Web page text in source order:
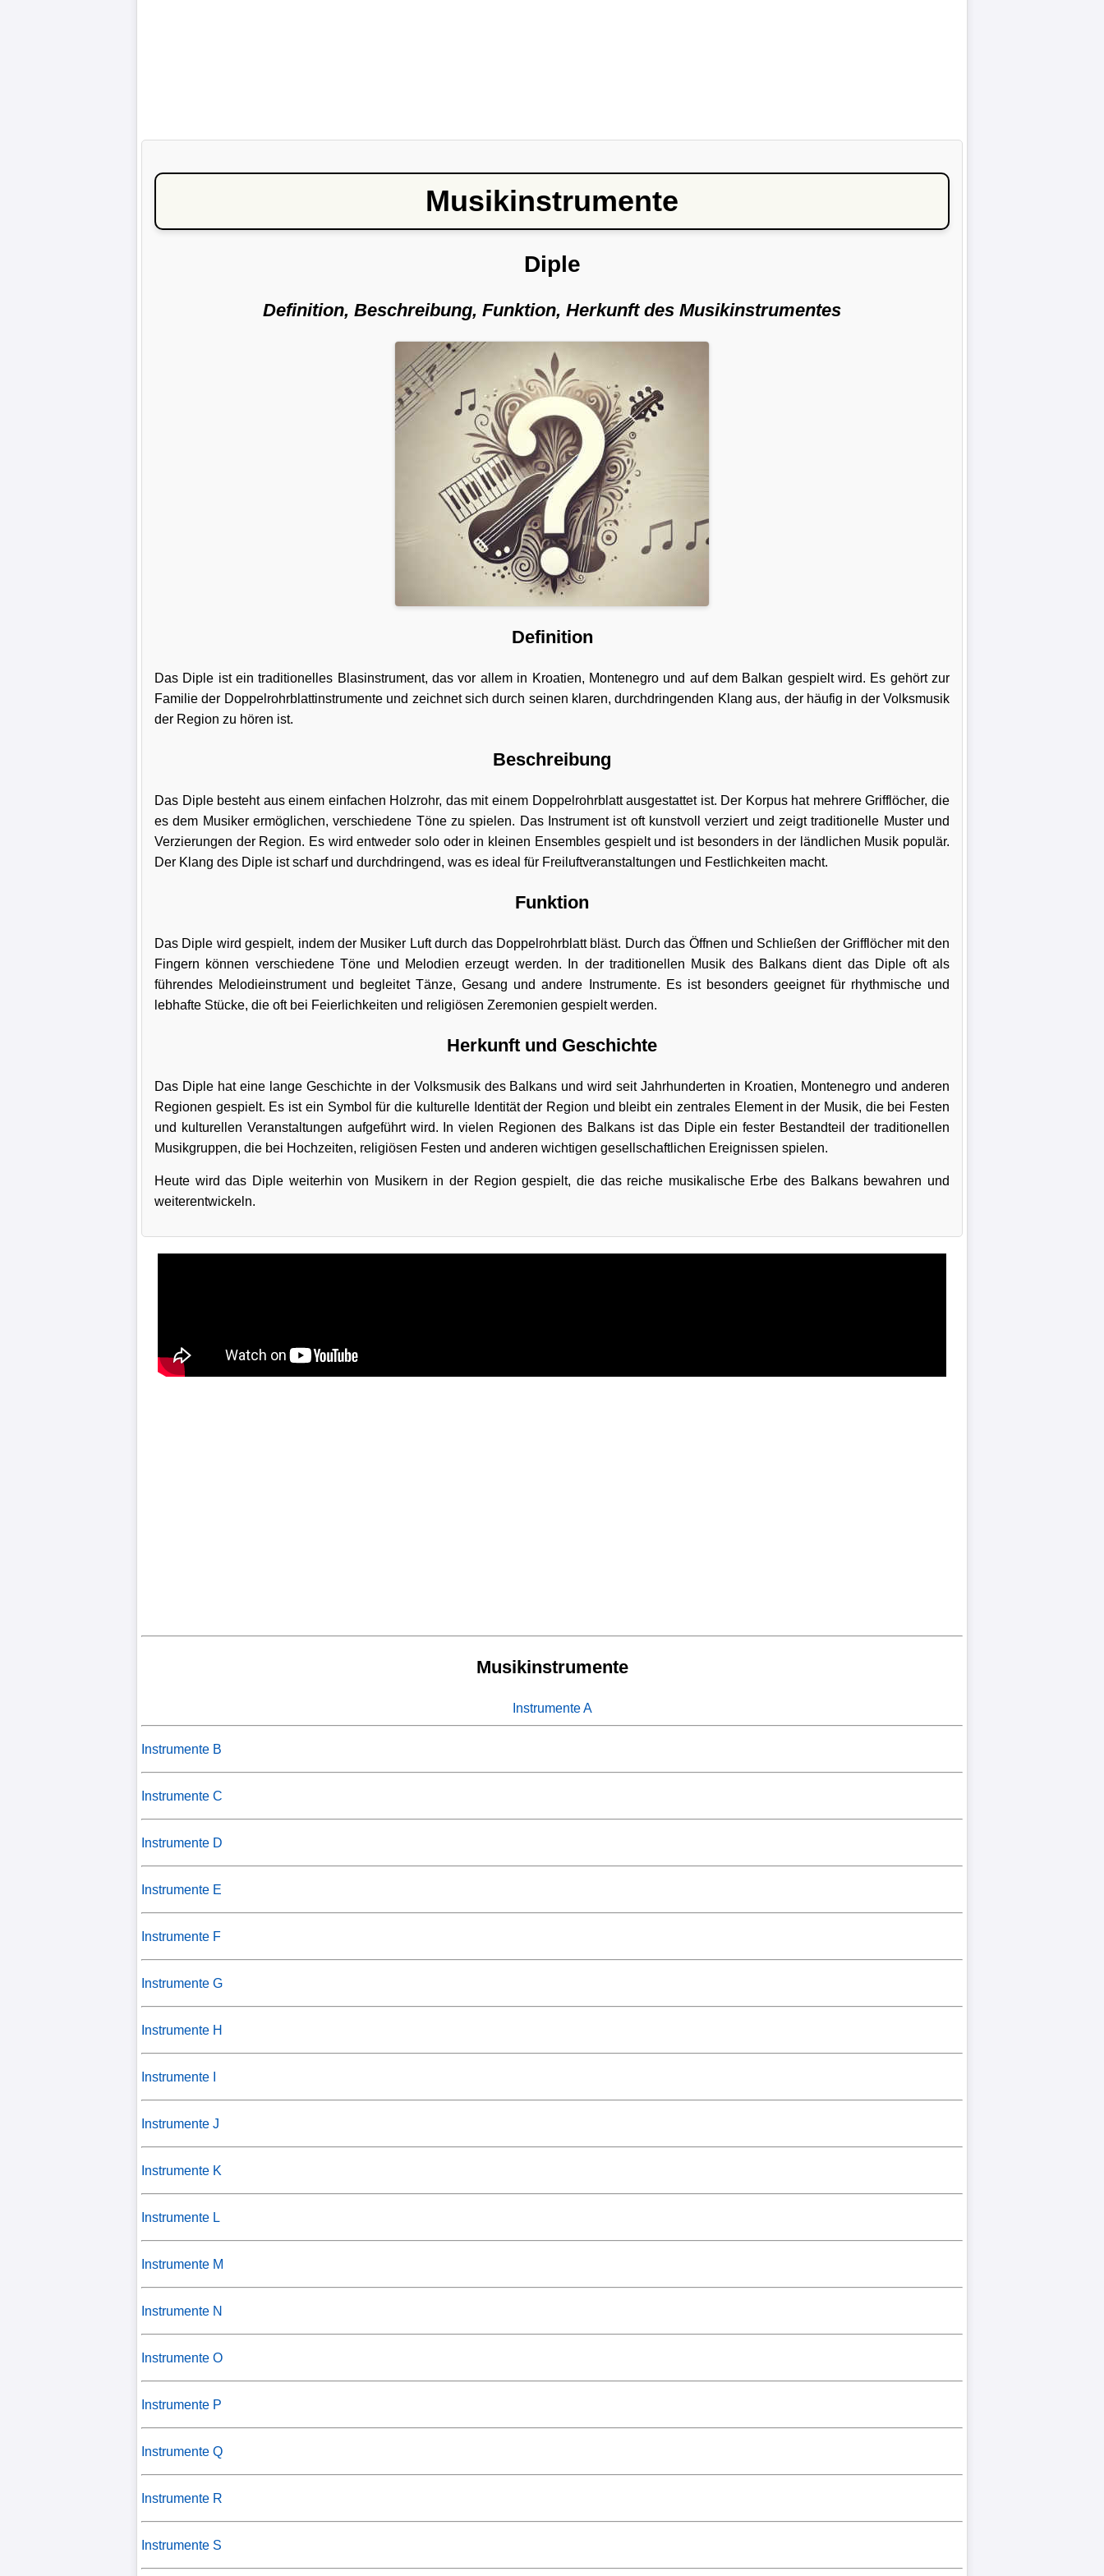
Musikinstrumente
Diple
Definition, Beschreibung, Funktion, Herkunft des Musikinstrumentes
Definition
Das Diple ist ein traditionelles Blasinstrument, das vor allem in Kroatien, Montenegro und auf dem Balkan gespielt wird. Es gehört zur
Familie der Doppelrohrblattinstrumente und zeichnet sich durch seinen klaren, durchdringenden Klang aus, der häufig in der Volksmusik
der Region zu hören ist.
Beschreibung
Das Diple besteht aus einem einfachen Holzrohr, das mit einem Doppelrohrblatt ausgestattet ist. Der Korpus hat mehrere Grifflöcher, die
es dem Musiker ermöglichen, verschiedene Töne zu spielen. Das Instrument ist oft kunstvoll verziert und zeigt traditionelle Muster und
Verzierungen der Region. Es wird entweder solo oder in kleinen Ensembles gespielt und ist besonders in der ländlichen Musik populär.
Der Klang des Diple ist scharf und durchdringend, was es ideal für Freiluftveranstaltungen und Festlichkeiten macht.
Funktion
Das Diple wird gespielt, indem der Musiker Luft durch das Doppelrohrblatt bläst. Durch das Öffnen und Schließen der Grifflöcher mit den
Fingern können verschiedene Töne und Melodien erzeugt werden. In der traditionellen Musik des Balkans dient das Diple oft als
führendes Melodieinstrument und begleitet Tänze, Gesang und andere Instrumente. Es ist besonders geeignet für rhythmische und
lebhafte Stücke, die oft bei Feierlichkeiten und religiösen Zeremonien gespielt werden.
Herkunft und Geschichte
Das Diple hat eine lange Geschichte in der Volksmusik des Balkans und wird seit Jahrhunderten in Kroatien, Montenegro und anderen
Regionen gespielt. Es ist ein Symbol für die kulturelle Identität der Region und bleibt ein zentrales Element in der Musik, die bei Festen
und kulturellen Veranstaltungen aufgeführt wird. In vielen Regionen des Balkans ist das Diple ein fester Bestandteil der traditionellen
Musikgruppen, die bei Hochzeiten, religiösen Festen und anderen wichtigen gesellschaftlichen Ereignissen spielen.
Heute wird das Diple weiterhin von Musikern in der Region gespielt, die das reiche musikalische Erbe des Balkans bewahren und
weiterentwickeln.
Musikinstrumente
Instrumente A
Instrumente B
Instrumente C
Instrumente D
Instrumente E
Instrumente F
Instrumente G
Instrumente H
Instrumente I
Instrumente J
Instrumente K
Instrumente L
Instrumente M
Instrumente N
Instrumente O
Instrumente P
Instrumente Q
Instrumente R
Instrumente S